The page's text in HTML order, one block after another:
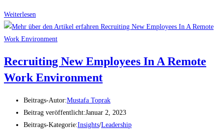
Weiterlesen
Recruiting New Employees In A Remote
Work Environment
Beitrags-Autor:Mustafa Toprak
Beitrag veröffentlicht:Januar 2, 2023
Beitrags-Kategorie:Insights/Leadership